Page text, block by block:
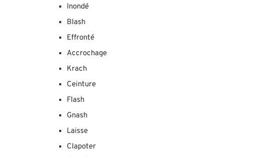
Inondé
Blash
Effronté
Accrochage
Krach
Ceinture
Flash
Gnash
Laisse
Clapoter